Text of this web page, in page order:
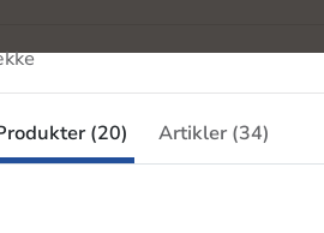
(20) Artikler (34)